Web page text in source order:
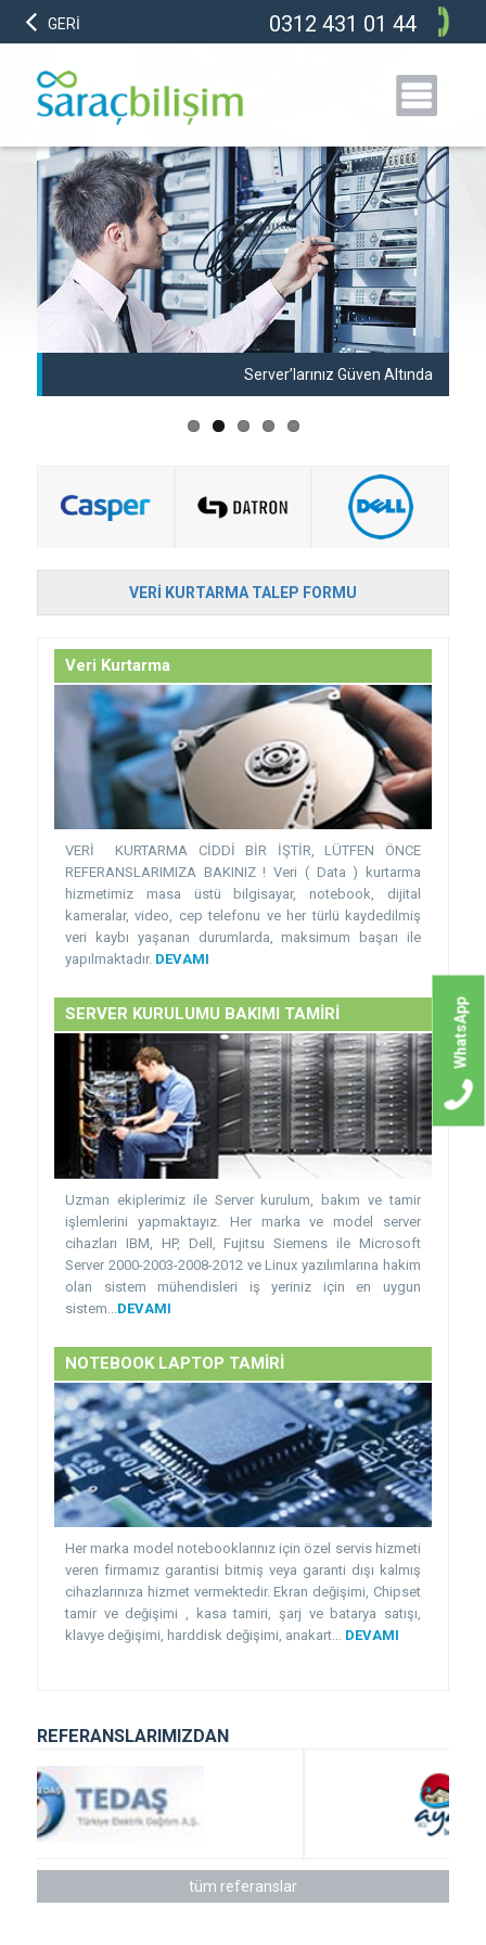
GERİ 0312 431 01 44
Server’larınız Güven Altında
VERI KURTARMA TALEP FORMU
Veri Kurtarma
VERİ KURTARMA CİDDİ BİR İŞTİR, LÜTFEN ÖNCE
REFERANSLARIMIZA BAKINIZ ! Veri ( Data ) kurtarma
hizmetimiz masa üstü bilgisayar, notebook, dijital
kameralar, video, cep telefonu ve her türlü kaydedilmiş
veri kaybı yaşanan durumlarda, maksimum başarı ile
yapılmaktadır. DEVAMI
SERVER KURULUMU BAKIMI TAMİRİ
Uzman ekiplerimiz ile Server kurulum, bakım ve tamir
işlemlerini yapmaktayız. Her marka ve model server
cihazları IBM, HP, Dell, Fujitsu Siemens ile Microsoft
Server 2000-2003-2008-2012 ve Linux yazılımlarına hakim
olan sistem mühendisleri iş yeriniz için en uygun
sistem... DEVAMI
NOTEBOOK LAPTOP TAMİRİ
Her marka model notebooklarınız için özel servis hizmeti
veren firmamız garantisi bitmiş veya garanti dışı kalmış
cihazlarınıza hizmet vermektedir. Ekran değişimi, Chipset
tamir ve değişimi , kasa tamiri, şarj ve batarya satışı,
klavye değişimi, harddisk değişimi, anakart... DEVAMI
REFERANSLARIMIZDAN
tüm referanslar
WhatsApp